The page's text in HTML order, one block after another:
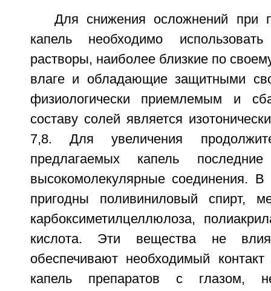
Для снижения осложнений при
капель необходимо использовать
растворы, наиболее близкие по
влаге и обладающие защитными
физиологически приемлемым и
составу солей является
7,8. Для увеличения
предлагаемых капель
высокомолекулярные соединения. В
пригодны поливиниловый спирт,
карбоксиметилцеллюлоза,
кислота. Эти вещества не
обеспечивают необходимый
капель препаратов с глазом,